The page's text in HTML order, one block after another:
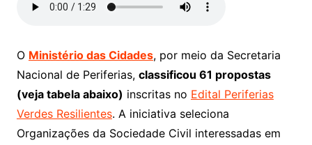
O Ministério das Cidades, por meio da Secretaria
Nacional de Periferias, classificou 61 propostas
(veja tabela abaixo) inscritas no Edital Periferias
Verdes Resilientes. A iniciativa seleciona
Organizações da Sociedade Civil interessadas em